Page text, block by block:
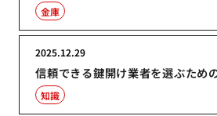
金庫
信頼できる鍵開け業者を選ぶため
2025.12.29
知識